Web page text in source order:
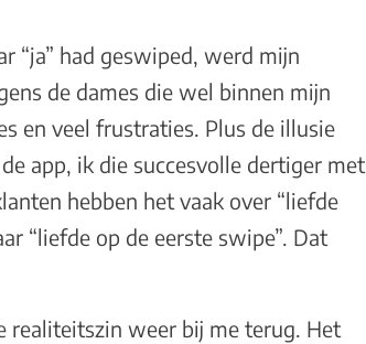
“ja” had geswiped, werd mijn
de dames die wel binnen mijn
en veel frustraties. Plus de illusie
app, ik die succesvolle dertiger met
hebben het vaak over “liefde
“liefde op de eerste swipe”. Dat
realiteitszin weer bij me terug. Het